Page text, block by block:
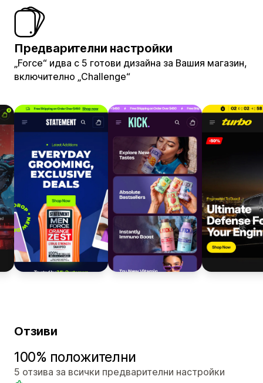
Предварителни настройки
„Force“ идва с 5 готови дизайна за Вашия магазин,
включително „Challenge“
Отзиви
100% положителни
5 отзива за всички предварителни настройки